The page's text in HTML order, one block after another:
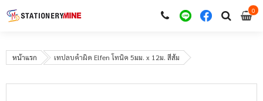
00
หน้าแรก เทปลบคำผิด Elfen โทนิค 5มม. x 12ม. สีส้ม